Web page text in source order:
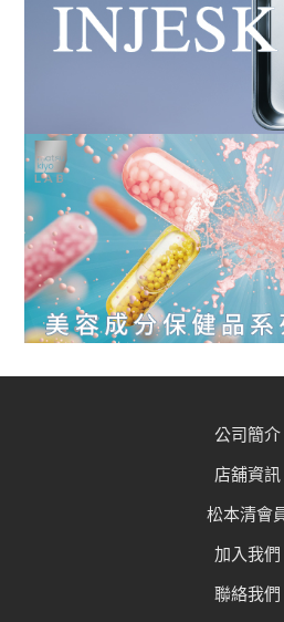
公司簡介
店舖資訊
松本清會
加入我們
聯絡我們